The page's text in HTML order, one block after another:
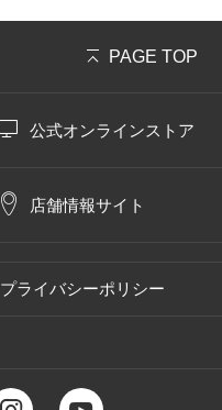
PAGE TOP
公式オンラインストア
店舗情報サイト
プライバシーポリシー